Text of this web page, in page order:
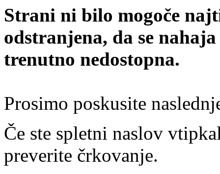
Strani ni bilo mogoče
odstranjena, da se
trenutno nedostopna.
Prosimo poskusite
Če ste spletni naslov
preverite črkovanje.